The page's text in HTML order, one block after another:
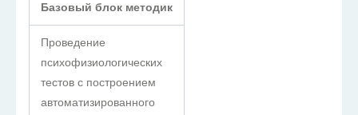
Базовый блок методик
Проведение
психофизиологических
тестов с построением
автоматизированного